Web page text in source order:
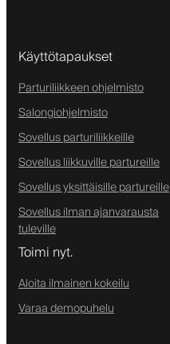
Käyttötapaukset
Parturiliikkeen ohjelmisto
Salongiohjelmisto
Sovellus parturiliikkeille
Sovellus liikkuville partureille
Sovellus yksittäisille partureille
Sovellus ilman ajanvarausta
tuleville
Toimi nyt.
Aloita ilmainen kokeilu
Varaa demopuhelu